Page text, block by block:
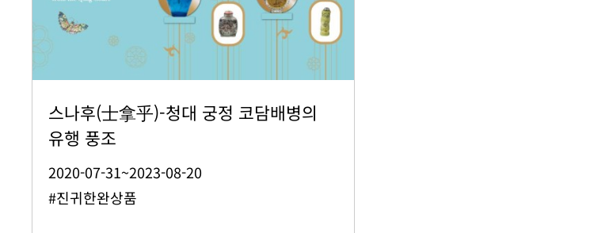
스나후(士拿乎)-청대 궁정 코담배병의
유행 풍조
2020-07-31~2023-08-20
#진귀한완상품